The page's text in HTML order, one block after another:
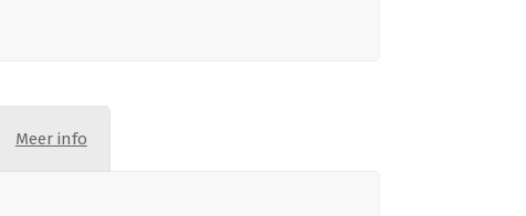
Meer info